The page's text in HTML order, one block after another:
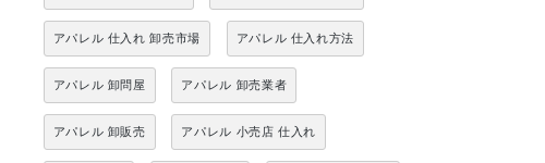
アパレル 仕入れ 卸売市場 アパレル 仕入れ方法
アパレル 卸問屋 アパレル 卸売業者
アパレル 卸販売 アパレル 小売店 仕入れ